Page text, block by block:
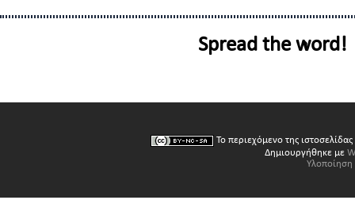
Spread the word!
Το περιεχόμενο της ιστοσελίδας
Δημιουργήθηκε με
Υλοποίηση